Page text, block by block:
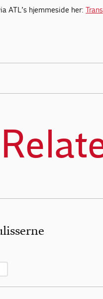
ATL’s hjemmeside her: